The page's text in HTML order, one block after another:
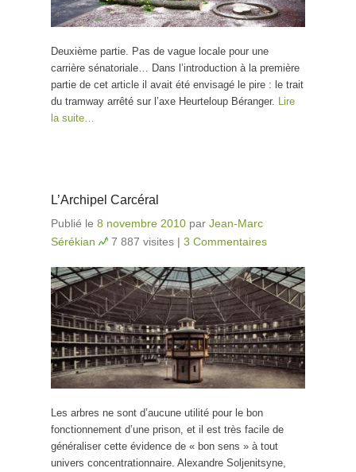
Deuxième partie. Pas de vague locale pour une
carrière sénatoriale… Dans l’introduction à la première
partie de cet article il avait été envisagé le pire : le trait
du tramway arrêté sur l’axe Heurteloup Béranger. Lire
la suite…
L’Archipel Carcéral
Publié le 8 novembre 2010 par Jean-Marc
Sérékian
7 887 visites | 3 Commentaires
Les arbres ne sont d’aucune utilité pour le bon
fonctionnement d’une prison, et il est très facile de
généraliser cette évidence de « bon sens » à tout
univers concentrationnaire. Alexandre Soljenitsyne,